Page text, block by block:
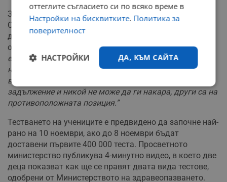
Заповедта на министъра на здравеопазването д-р
Стойчо Кацаров, която включва и тестване на децата
два пъти седмично, определено създава напрежение,
обяснява още Стаматов. “Нововъведението в
ежедневната работа на учителите с реализиране на
наблюдение на тестването доведе до разнопосочни
виждания - едни колеги твърдят, че не е тяхно
задължение и никой не може да ги накара, други са на
противоположната позиция.”
Тестването на учениците е предвидено да започне най-
рано на 10 ноември, ако до 8 ноември бъдат
доставени първите 400 000 теста. Просветното
министерство публикува 4-минутно видео, в което две
деца показват как ще се правят двата вида тестове,
одобрени от Министерството на здравеопазването.
оттеглите съгласието си по всяко време в
Настройки на бисквитките. Политика за
поверителност
ДА, КЪМ САЙТА
НАСТРОЙКИ
Строго
необходимо
Ефективност
Таргетиране Функционалност
Некласифицирани